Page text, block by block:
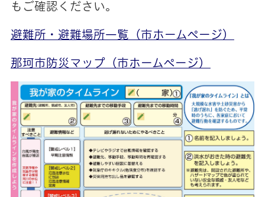
もご確認ください。
避難所・避難場所一覧（市ホームページ）
那珂市防災マップ（市ホームページ）